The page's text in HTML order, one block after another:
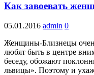
Как завоевать
05.01.2016 admin 0
Женщины-Близнецы
любят быть в центре
беседу, обожают
львицы». Поэтому и